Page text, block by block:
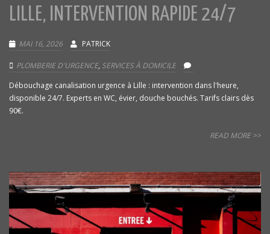
LILLE, INTERVENTION RAPIDE 24/7
MAI 16, 2026 PATRICK
PLOMBERIE D'URGENCE, SERVICES À DOMICILE
Débouchage canalisation urgence à Lille : intervention dans l'heure,
disponible 24/7. Experts en WC, évier, douche bouchés. Tarifs clairs dès
90€.
READ MORE >>